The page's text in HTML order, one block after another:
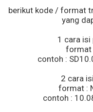
berikut kode / format
yang
1 cara isi
format
contoh :
2 cara
format :
contoh :